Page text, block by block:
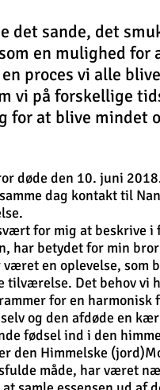
det sande, det
en mulighed for
en proces vi alle
vi på forskellige
for at blive mindet
døde den 10. juni
dag kontakt til
for mig at beskrive i
har betydet for min
været en oplevelse, som
tilværelse. Det behov vi
for en harmonisk
og den afdøde en
fødsel ind i den
den Himmelske
måde, har været